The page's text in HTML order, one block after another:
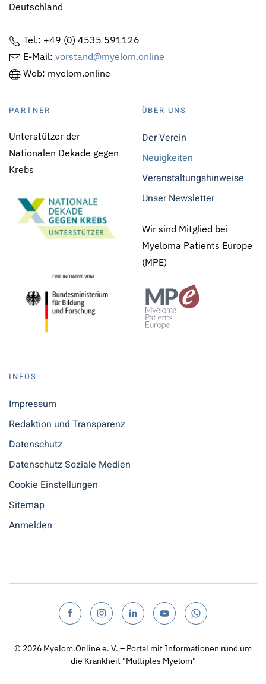
Deutschland
Tel.: +49 (0) 4535 591126
E-Mail: vorstand@myelom.online
Web: myelom.online
PARTNER
Unterstützer der
Nationalen Dekade gegen
Krebs
ÜBER UNS
Der Verein
Neuigkeiten
Veranstaltungshinweise
Unser Newsletter
Wir sind Mitglied bei
Myeloma Patients Europe
(MPE)
INFOS
Impressum
Redaktion und Transparenz
Datenschutz
Datenschutz Soziale Medien
Cookie Einstellungen
Sitemap
Anmelden
© 2026 Myelom.Online e. V. – Portal mit Informationen rund um
die Krankheit "Multiples Myelom"